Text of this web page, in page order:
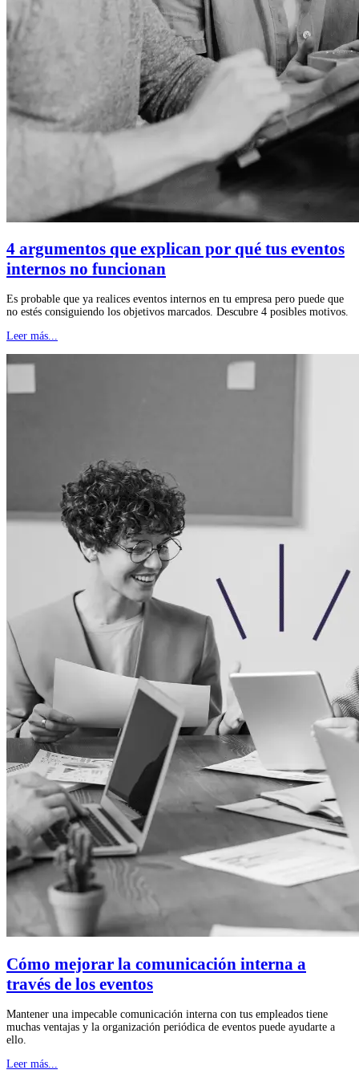
4 argumentos que explican por qué tus eventos
internos no funcionan
Es probable que ya realices eventos internos en tu empresa pero puede que
no estés consiguiendo los objetivos marcados. Descubre 4 posibles motivos.
Leer más...
Cómo mejorar la comunicación interna a
través de los eventos
Mantener una impecable comunicación interna con tus empleados tiene
muchas ventajas y la organización periódica de eventos puede ayudarte a
ello.
Leer más...